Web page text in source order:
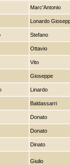
Marc'Antonio
Lonardo
Stefano
Ottavio
Vito
Gioseppe
Linardo
Baldassarri
Donato
Donato
Dinato
Giulio